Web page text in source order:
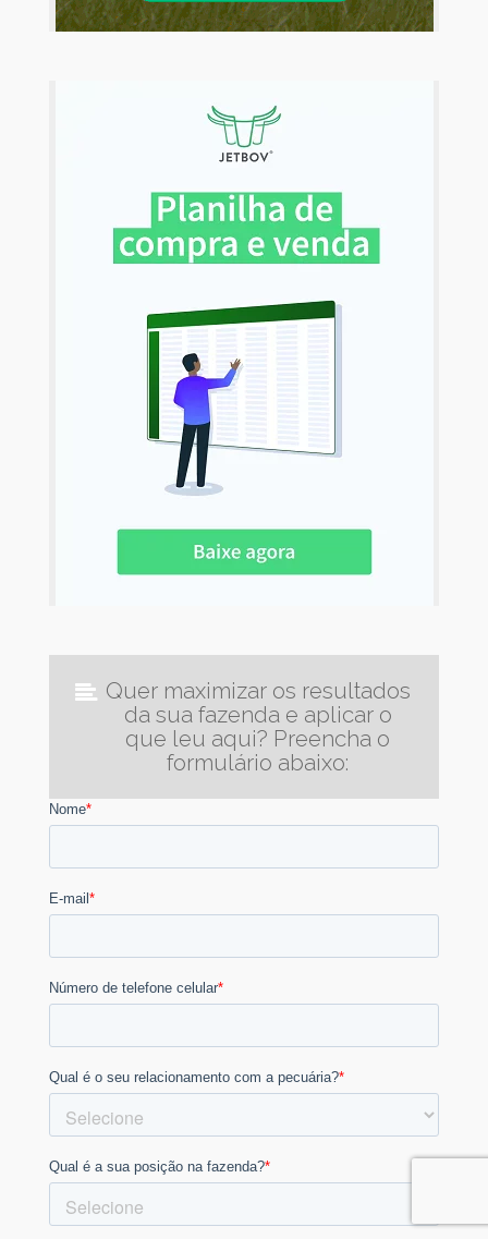
Quer maximizar os resultados
da sua fazenda e aplicar o
que leu aqui? Preencha o
formulário abaixo: